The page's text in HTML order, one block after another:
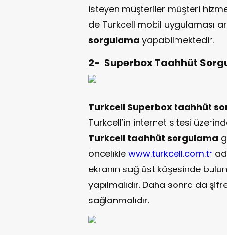
isteyen müşteriler müşteri
de Turkcell mobil uygulaması
sorgulama yapabilmektedir.
2- Superbox Taahhüt
Turkcell Superbox taahhüt
Turkcell’in internet sitesi
Turkcell taahhüt sorgulama
öncelikle www.turkcell.com.tr
ekranın sağ üst köşesinde
yapılmalıdır. Daha sonra da
sağlanmalıdır.